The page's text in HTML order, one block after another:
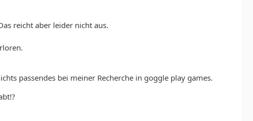
reicht aber leider nicht aus.
passendes bei meiner Recherche in goggle play games.